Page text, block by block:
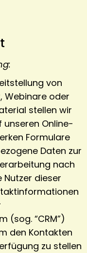
von
Webinare oder
stellen wir
Online-
Formulare
Daten zur
nach
Nutzer dieser
(sog. “CRM”)
den Kontakten
zu stellen